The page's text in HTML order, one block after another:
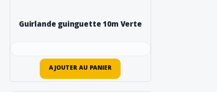
Guirlande guinguette 10m Verte
AJOUTER AU PANIER